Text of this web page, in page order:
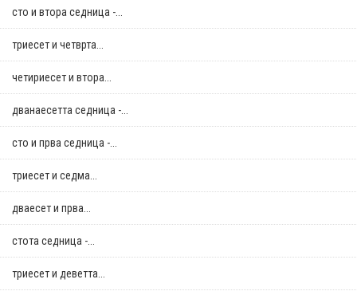
сто и втора седница -...
триесет и четврта...
четириесет и втора...
дванаесетта седница -...
сто и прва седница -...
триесет и седма...
дваесет и прва...
стотa седница -...
триесет и деветта...